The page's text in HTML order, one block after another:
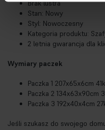
Brak lustra
Stan: Nowy
Styl: Nowoczesny
Kategoria produktu:
2 letnia gwarancja dla
Wymiary paczek
Paczka 1 207x65x6cm
Paczka 2 134x63x90cm
Paczka 3 192x40x4cm
Jeśli szukasz do swojego